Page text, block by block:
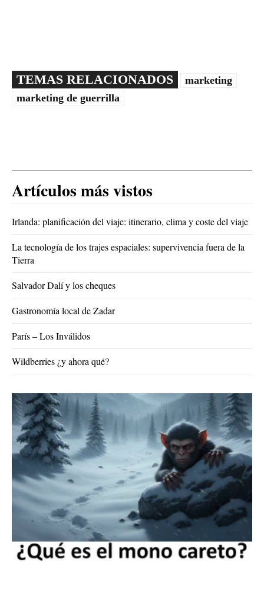
TEMAS RELACIONADOS
marketing
marketing de guerrilla
Artículos más vistos
Irlanda: planificación del viaje: itinerario, clima y coste del viaje
La tecnología de los trajes espaciales: supervivencia fuera de la
Tierra
Salvador Dalí y los cheques
Gastronomía local de Zadar
París – Los Inválidos
Wildberries ¿y ahora qué?